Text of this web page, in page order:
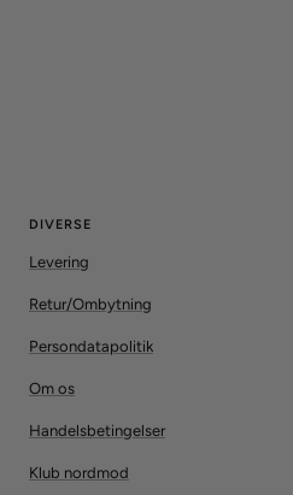
DIVERSE
Levering
Retur/Ombytning
Persondatapolitik
Om os
Handelsbetingelser
Klub nordmod